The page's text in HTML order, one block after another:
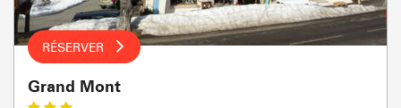
RÉSERVER
Grand Mont